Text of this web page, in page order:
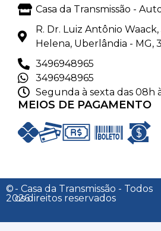
Casa da Transmissão -
R. Dr. Luiz Antônio
Helena, Uberlândia - MG,
3496948965
3496948965
Segunda à sexta das 08h
MEIOS DE PAGAMENTO
©
2026
- Casa da Transmissão - Todos
os direitos reservados